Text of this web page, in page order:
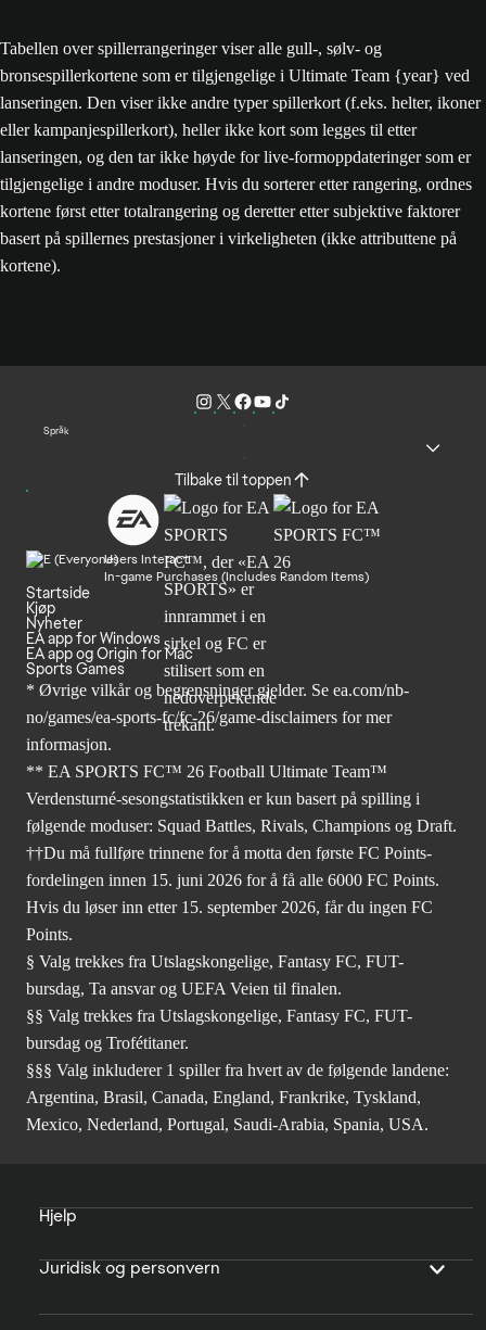
Tabellen over spillerrangeringer viser alle gull-, sølv- og
bronsespillerkortene som er tilgjengelige i Ultimate Team {year} ved
lanseringen. Den viser ikke andre typer spillerkort (f.eks. helter, ikoner
eller kampanjespillerkort), heller ikke kort som legges til etter
lanseringen, og den tar ikke høyde for live-formoppdateringer som er
tilgjengelige i andre moduser. Hvis du sorterer etter rangering, ordnes
kortene først etter totalrangering og deretter etter subjektive faktorer
basert på spillernes prestasjoner i virkeligheten (ikke attributtene på
kortene).
Språk
Tilbake til toppen
Users Interact
In-game Purchases (Includes Random Items)
Startside
Kjøp
Nyheter
EA app for Windows
EA app og Origin for Mac
Sports Games
* Øvrige vilkår og begrensninger gjelder. Se ea.com/nb-
no/games/ea-sports-fc/fc-26/game-disclaimers for mer
informasjon.
** EA SPORTS FC™ 26 Football Ultimate Team™
Verdensturné-sesongstatistikken er kun basert på spilling i
følgende moduser: Squad Battles, Rivals, Champions og Draft.
††Du må fullføre trinnene for å motta den første FC Points-
fordelingen innen 15. juni 2026 for å få alle 6000 FC Points.
Hvis du løser inn etter 15. september 2026, får du ingen FC
Points.
§ Valg trekkes fra Utslagskongelige, Fantasy FC, FUT-
bursdag, Ta ansvar og UEFA Veien til finalen.
§§ Valg trekkes fra Utslagskongelige, Fantasy FC, FUT-
bursdag og Trofétitaner.
§§§ Valg inkluderer 1 spiller fra hvert av de følgende landene:
Argentina, Brasil, Canada, England, Frankrike, Tyskland,
Mexico, Nederland, Portugal, Saudi-Arabia, Spania, USA.
Hjelp
Juridisk og personvern